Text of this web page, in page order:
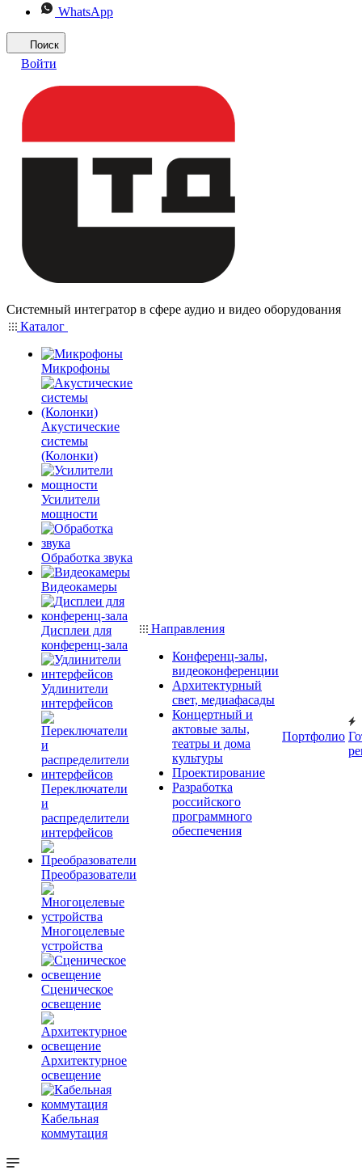
WhatsApp
Поиск
Войти
Системный интегратор в сфере аудио и видео оборудования
Каталог
Микрофоны
Акустические
системы
(Колонки)
Усилители
мощности
Обработка звука
Видеокамеры
Дисплеи для
конференц-зала
Удлинители
интерфейсов
Переключатели
и
распределители
интерфейсов
Преобразователи
Многоцелевые
устройства
Сценическое
освещение
Архитектурное
освещение
Кабельная
коммутация
Направления
Конференц-залы,
видеоконференции
Архитектурный
свет, медиафасады
Концертный и
актовые залы,
театры и дома
культуры
Проектирование
Разработка
российского
программного
обеспечения
Портфолио